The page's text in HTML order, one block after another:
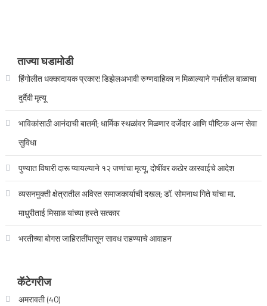
ताज्या घडामोडी
हिंगोलीत धक्कादायक प्रकार! डिझेलअभावी रुग्णवाहिका न मिळाल्याने गर्भातील बाळाचा
दुर्दैवी मृत्यू
भाविकांसाठी आनंदाची बातमी; धार्मिक स्थळांवर मिळणार दर्जेदार आणि पौष्टिक अन्न सेवा
सुविधा
पुण्यात विषारी दारू प्यायल्याने १२ जणांचा मृत्यू, दोषींवर कठोर कारवाईचे आदेश
व्यसनमुक्ती क्षेत्रातील अविरत समाजकार्याची दखल; डॉ. सोमनाथ गिते यांचा मा.
माधुरीताई मिसाळ यांच्या हस्ते सत्कार
भरतीच्या बोगस जाहिरातींपासून सावध राहण्याचे आवाहन
कॅटेगरीज
अमरावती(40)